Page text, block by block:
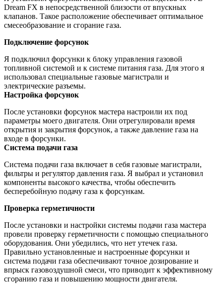
Dream FX в непосредственной близости от впускных
клапанов. Такое расположение обеспечивает оптимальное
смесеобразование и сгорание газа.
Подключение форсунок
Я подключил форсунки к блоку управления газовой
топливной системой и к системе питания газа. Для этого я
использовал специальные газовые магистрали и
электрические разъемы.
Настройка форсунок
После установки форсунок мастера настроили их под
параметры моего двигателя. Они отрегулировали время
открытия и закрытия форсунок, а также давление газа на
входе в форсунки.
Система подачи газа
Система подачи газа включает в себя газовые магистрали,
фильтры и регулятор давления газа. Я выбрал и установил
компоненты высокого качества, чтобы обеспечить
бесперебойную подачу газа к форсункам.
Проверка герметичности
После установки и настройки системы подачи газа мастера
провели проверку герметичности с помощью специального
оборудования. Они убедились, что нет утечек газа.
Правильно установленные и настроенные форсунки и
система подачи газа обеспечивают точное дозирование и
впрыск газовоздушной смеси, что приводит к эффективному
сгоранию газа и повышению мощности двигателя.